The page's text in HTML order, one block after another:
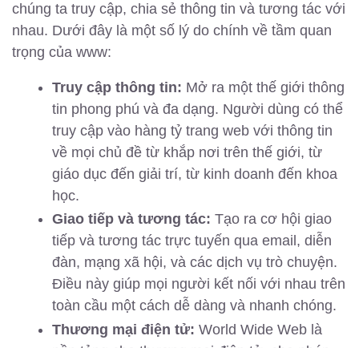
chúng ta truy cập, chia sẻ thông tin và tương tác với
nhau. Dưới đây là một số lý do chính về tầm quan
trọng của www:
Truy cập thông tin: Mở ra một thế giới thông
tin phong phú và đa dạng. Người dùng có thể
truy cập vào hàng tỷ trang web với thông tin
về mọi chủ đề từ khắp nơi trên thế giới, từ
giáo dục đến giải trí, từ kinh doanh đến khoa
học.
Giao tiếp và tương tác: Tạo ra cơ hội giao
tiếp và tương tác trực tuyến qua email, diễn
đàn, mạng xã hội, và các dịch vụ trò chuyện.
Điều này giúp mọi người kết nối với nhau trên
toàn cầu một cách dễ dàng và nhanh chóng.
Thương mại điện tử: World Wide Web là